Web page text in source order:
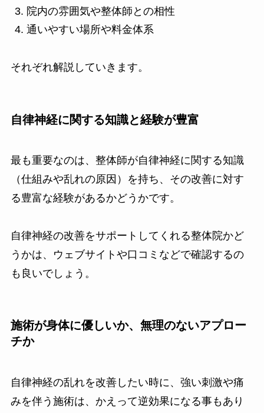
院内の雰囲気や整体師との相性
通いやすい場所や料金体系
それぞれ解説していきます。
自律神経に関する知識と経験が豊富
最も重要なのは、整体師が自律神経に関する知識
（仕組みや乱れの原因）を持ち、その改善に対す
る豊富な経験があるかどうかです。
自律神経の改善をサポートしてくれる整体院かど
うかは、ウェブサイトや口コミなどで確認するの
も良いでしょう。
施術が身体に優しいか、無理のないアプロー
チか
自律神経の乱れを改善したい時に、強い刺激や痛
みを伴う施術は、かえって逆効果になる事もあり